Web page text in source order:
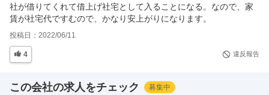
社が借りてくれて借上げ社宅として入ることになる。なので、家
賃が社宅代ですむので、かなり安上がりになります。
投稿日： 2022/06/11
4 違反報告
この会社の求人をチェック 募集中